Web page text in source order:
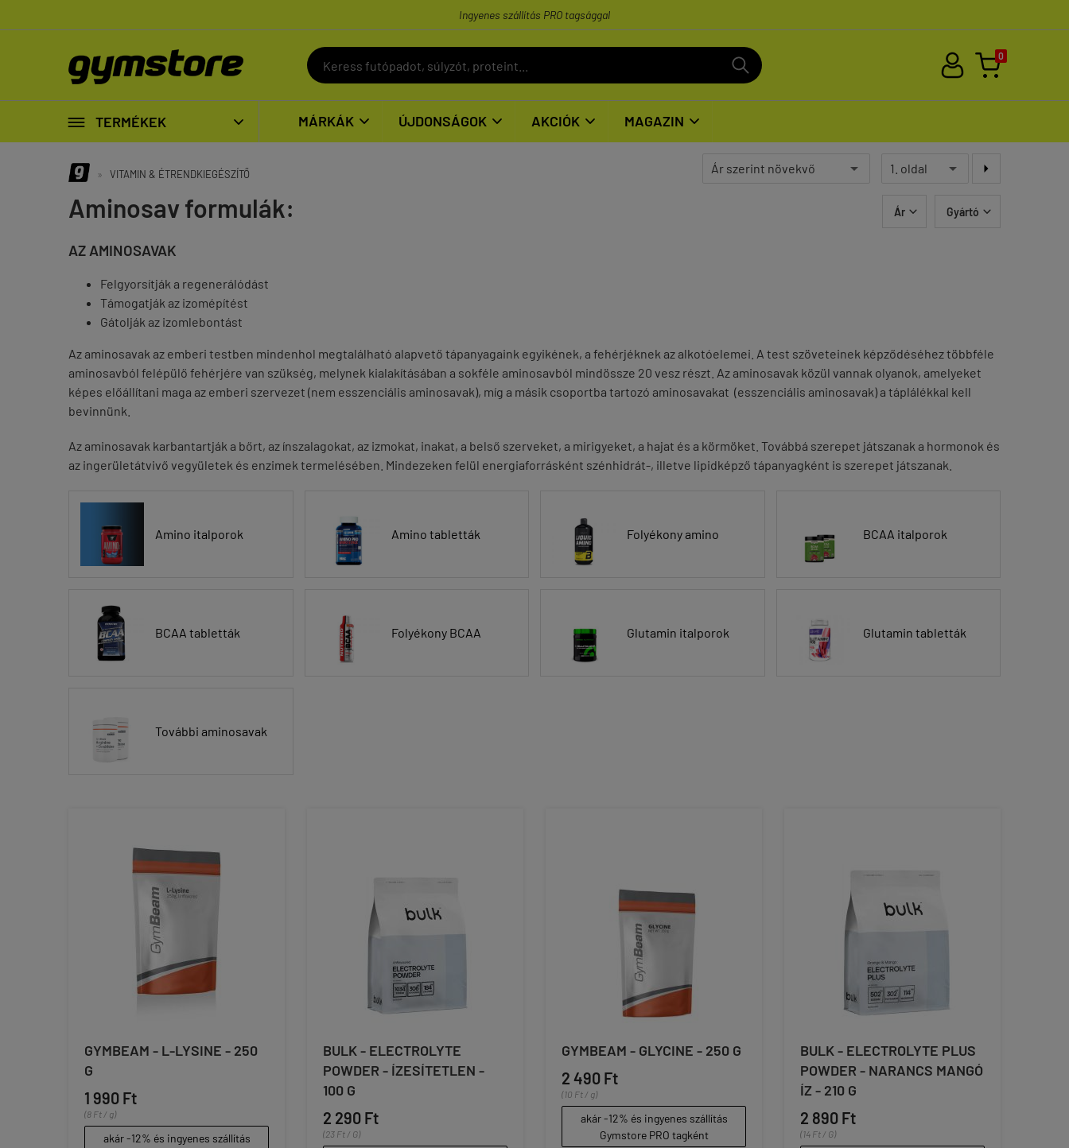
Ingyenes szállítás PRO tagsággal
0
 TERMÉKEK  MÁRKÁK  ÚJDONSÁGOK  AKCIÓK  MAGAZIN 
» VITAMIN & ÉTRENDKIEGÉSZÍTŐ
Aminosav formulák: Ár  Gyártó 

AZ AMINOSAVAK
Felgyorsítják a regenerálódást
Támogatják az izomépítést
Gátolják az izomlebontást
Az aminosavak az emberi testben mindenhol megtalálható alapvető tápanyagaink egyikének, a fehérjéknek az alkotóelemei. A test szöveteinek képződéséhez többféle
aminosavból felépülő fehérjére van szükség, melynek kialakításában a sokféle aminosavból mindössze 20 vesz részt. Az aminosavak közül vannak olyanok, amelyeket
képes előállítani maga az emberi szervezet (nem esszenciális aminosavak), míg a másik csoportba tartozó aminosavakat (esszenciális aminosavak) a táplálékkal kell
bevinnünk.
Az aminosavak karbantartják a bőrt, az ínszalagokat, az izmokat, inakat, a belső szerveket, a mirigyeket, a hajat és a körmöket. Továbbá szerepet játszanak a hormonok és
az ingerületátvivő vegyületek és enzimek termelésében. Mindezeken felül energiaforrásként szénhidrát-, illetve lipidképző tápanyagként is szerepet játszanak.
Amino italporok Amino tabletták Folyékony amino BCAA italporok
BCAA tabletták Folyékony BCAA Glutamin italporok Glutamin tabletták
További aminosavak
GYMBEAM - L-LYSINE - 250
G
1 990 Ft
(8 Ft / g)
akár -12% és ingyenes szállítás
BULK - ELECTROLYTE
POWDER - ÍZESÍTETLEN -
100 G
2 290 Ft
(23 Ft / G)
GYMBEAM - GLYCINE - 250 G
2 490 Ft
(10 Ft / g)
akár -12% és ingyenes szállítás
Gymstore PRO tagként
BULK - ELECTROLYTE PLUS
POWDER - NARANCS MANGÓ
ÍZ - 210 G
2 890 Ft
(14 Ft / G)